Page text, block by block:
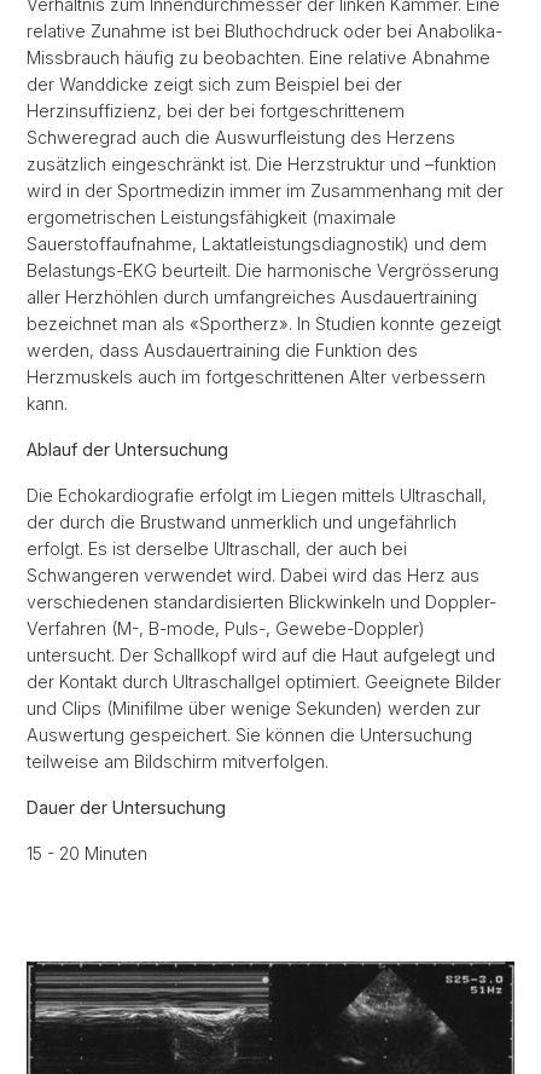
Verhältnis zum Innendurchmesser der linken Kammer. Eine
relative Zunahme ist bei Bluthochdruck oder bei Anabolika-
Missbrauch häufig zu beobachten. Eine relative Abnahme
der Wanddicke zeigt sich zum Beispiel bei der
Herzinsuffizienz, bei der bei fortgeschrittenem
Schweregrad auch die Auswurfleistung des Herzens
zusätzlich eingeschränkt ist. Die Herzstruktur und –funktion
wird in der Sportmedizin immer im Zusammenhang mit der
ergometrischen Leistungsfähigkeit (maximale
Sauerstoffaufnahme, Laktatleistungsdiagnostik) und dem
Belastungs-EKG beurteilt. Die harmonische Vergrösserung
aller Herzhöhlen durch umfangreiches Ausdauertraining
bezeichnet man als «Sportherz». In Studien konnte gezeigt
werden, dass Ausdauertraining die Funktion des
Herzmuskels auch im fortgeschrittenen Alter verbessern
kann.
Ablauf der Untersuchung
Die Echokardiografie erfolgt im Liegen mittels Ultraschall,
der durch die Brustwand unmerklich und ungefährlich
erfolgt. Es ist derselbe Ultraschall, der auch bei
Schwangeren verwendet wird. Dabei wird das Herz aus
verschiedenen standardisierten Blickwinkeln und Doppler-
Verfahren (M-, B-mode, Puls-, Gewebe-Doppler)
untersucht. Der Schallkopf wird auf die Haut aufgelegt und
der Kontakt durch Ultraschallgel optimiert. Geeignete Bilder
und Clips (Minifilme über wenige Sekunden) werden zur
Auswertung gespeichert. Sie können die Untersuchung
teilweise am Bildschirm mitverfolgen.
Dauer der Untersuchung
15 - 20 Minuten